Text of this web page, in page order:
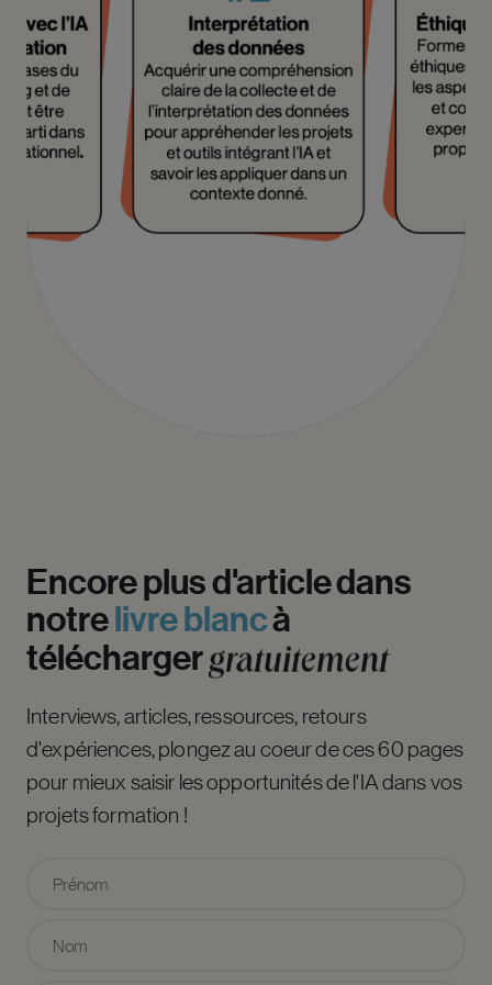
Encoreplusd'articledans
notrelivreblancà
téléchargergratuitement
Interviews, articles, ressources, retours
d'expériences, plongez au coeur de ces 60 pages
pour mieux saisir les opportunités de l'IA dans vos
projets formation !